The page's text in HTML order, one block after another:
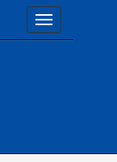
Toggle